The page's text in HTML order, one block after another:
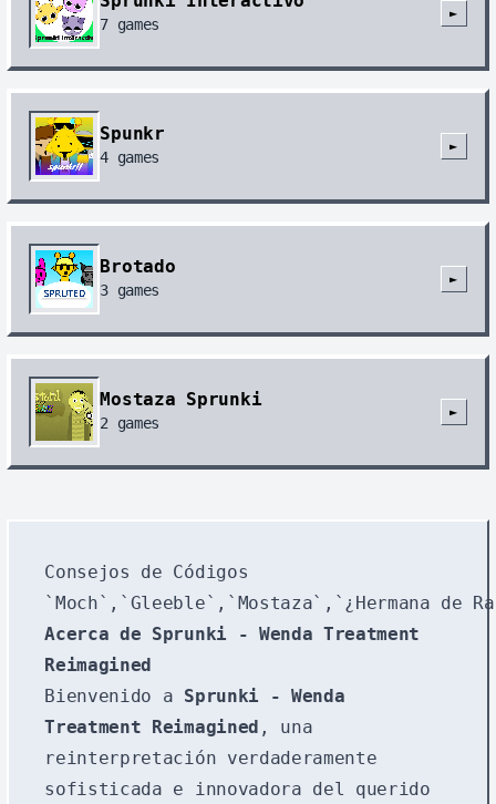
7 games
►
Spunkr
4 games
►
Brotado
3 games
►
Mostaza Sprunki
2 games
►
Consejos de Códigos
Acerca de Sprunki - Wenda Treatment
Reimagined
Bienvenido a Sprunki - Wenda
Treatment Reimagined , una
reinterpretación verdaderamente
sofisticada e innovadora del querido